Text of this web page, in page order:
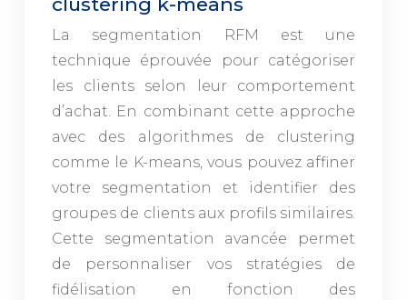
La segmentation RFM est une
technique éprouvée pour catégoriser
les clients selon leur comportement
d’achat. En combinant cette approche
avec des algorithmes de clustering
comme le K-means, vous pouvez affiner
votre segmentation et identifier des
groupes de clients aux profils similaires.
Cette segmentation avancée permet
de personnaliser vos stratégies de
fidélisation en fonction des